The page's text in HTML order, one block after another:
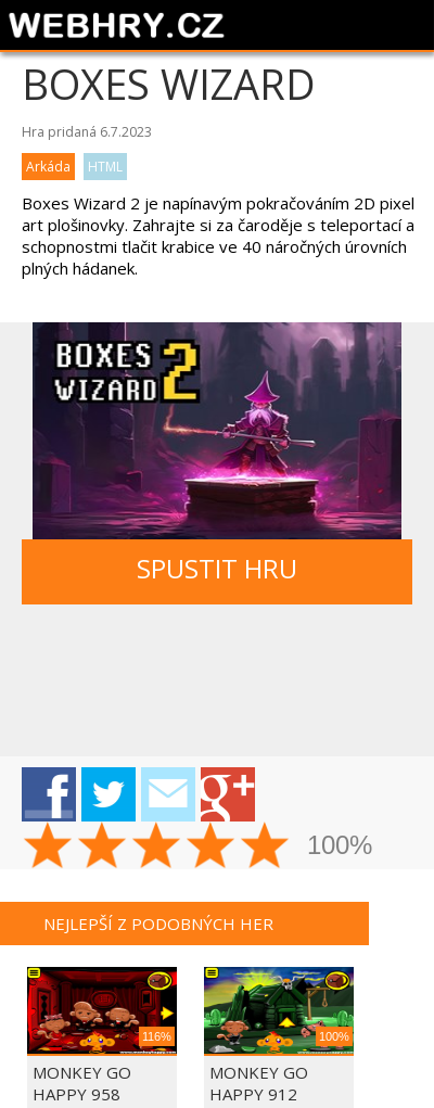
BOXES WIZARD
Hra pridaná 6.7.2023
Arkáda
HTML
Boxes Wizard 2 je napínavým pokračováním 2D pixel
art plošinovky. Zahrajte si za čaroděje s teleportací a
schopnostmi tlačit krabice ve 40 náročných úrovních
plných hádanek.
SPUSTIT HRU
100%
NEJLEPŠÍ Z PODOBNÝCH HER
116%
MONKEY GO
HAPPY 958
100%
MONKEY GO
HAPPY 912